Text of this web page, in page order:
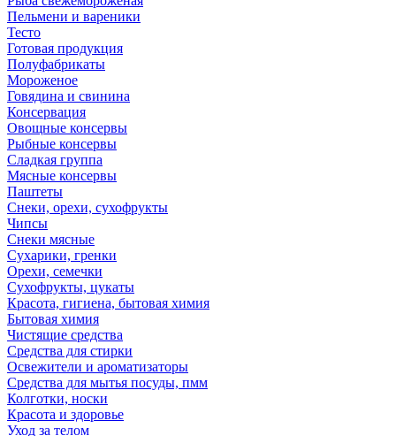
Пельмени и вареники
Тесто
Готовая продукция
Полуфабрикаты
Мороженое
Говядина и свинина
Консервация
Овощные консервы
Рыбные консервы
Сладкая группа
Мясные консервы
Паштеты
Снеки, орехи, сухофрукты
Чипсы
Снеки мясные
Сухарики, гренки
Орехи, семечки
Сухофрукты, цукаты
Красота, гигиена, бытовая химия
Бытовая химия
Чистящие средства
Средства для стирки
Освежители и ароматизаторы
Средства для мытья посуды, пмм
Колготки, носки
Красота и здоровье
Уход за телом